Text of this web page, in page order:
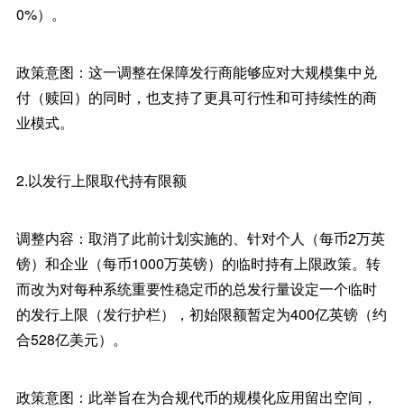
0%）。
政策意图：这一调整在保障发行商能够应对大规模集中兑
付（赎回）的同时，也支持了更具可行性和可持续性的商
业模式。
2.以发行上限取代持有限额
调整内容：取消了此前计划实施的、针对个人（每币2万英
镑）和企业（每币1000万英镑）的临时持有上限政策。转
而改为对每种系统重要性稳定币的总发行量设定一个临时
的发行上限（发行护栏），初始限额暂定为400亿英镑（约
合528亿美元）。
政策意图：此举旨在为合规代币的规模化应用留出空间，